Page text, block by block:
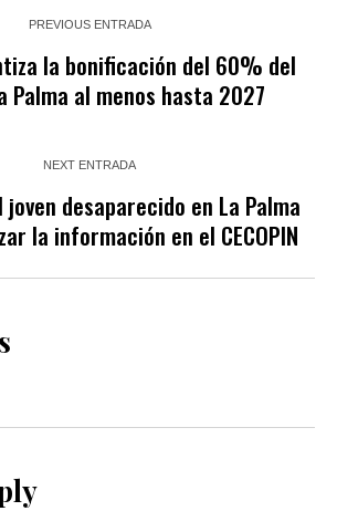
PREVIOUS ENTRADA
la bonificación del 60% del
Palma al menos hasta 2027
NEXT ENTRADA
desaparecido en La Palma
la información en el CECOPIN